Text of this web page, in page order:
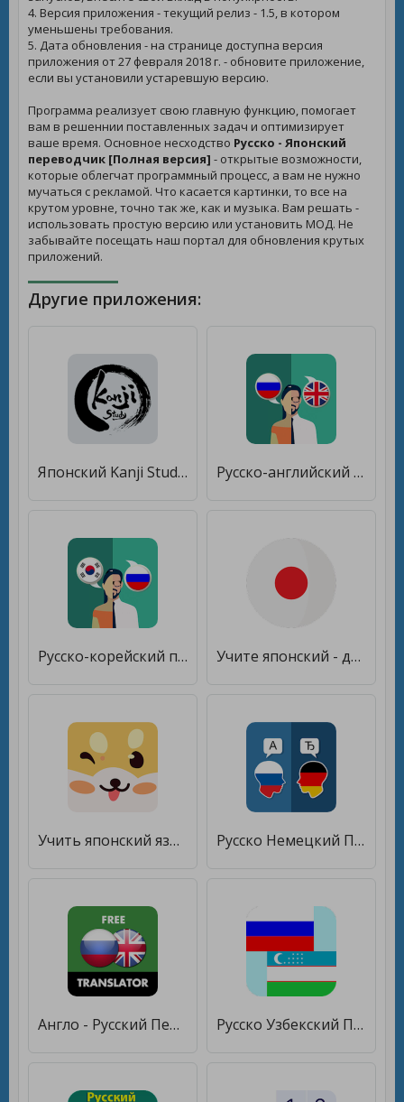
4. Версия приложения - текущий релиз - 1.5, в котором
уменьшены требования.
5. Дата обновления - на странице доступна версия
приложения от 27 февраля 2018 г. - обновите приложение,
если вы установили устаревшую версию.
Программа реализует свою главную функцию, помогает
вам в решеннии поставленных задач и оптимизирует
ваше время. Основное несходство Русско - Японский
переводчик [Полная версия] - открытые возможности,
которые облегчат программный процесс, а вам не нужно
мучаться с рекламой. Что касается картинки, то все на
крутом уровне, точно так же, как и музыка. Вам решать -
использовать простую версию или установить МОД. Не
забывайте посещать наш портал для обновления крутых
приложений.
Другие приложения:
Японский Kanji Study [Unlocked] Русско-английский переводчик [Premium]
Русско-корейский переводчик [Unlocked] Учите японский - для начинающих [Без рекламы]
Учить японский язык: HeyJapan [Без рекламы] Русско Немецкий Переводчик [Unlocked]
Англо - Русский Переводчик [Полная версия] Русско Узбекский Переводчик [Premium]